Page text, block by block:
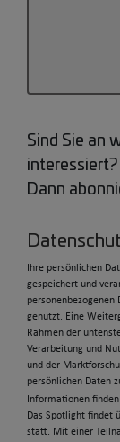
Sind Sie an
interessiert?
Dann
Ihre persönlichen
gespeichert und
genutzt. Eine
Rahmen der
Verarbeitung und
und der
persönlichen Daten
Informationen
Das Spotlight findet
statt. Mit einer